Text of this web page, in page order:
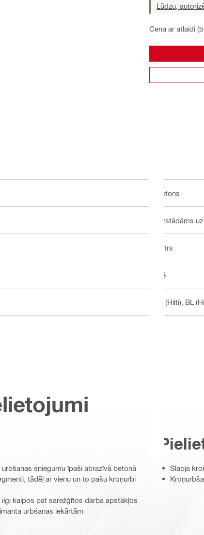
Lūdzu,
Cena ar atlaidi
Betons
Uzstādāms
Mitrs
Nē
BI (Hilti), BL
sniegumu īpaši abrazīvā betonā
tādēļ ar vienu un to pašu kroņurbi
kalpos pat sarežģītos darba apstākļos
urbšanas iekārtām
Slapja